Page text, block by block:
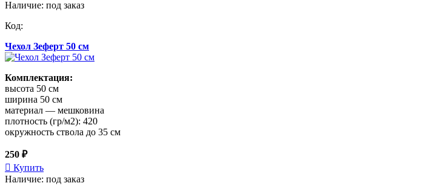
Наличие: под заказ
Код:
Чехол Зеферт 50 см
Комплектация:
высота 50 см
ширина 50 см
материал — мешковина
плотность (гр/м2): 420
окружность ствола до 35 см
250 ₽
Купить
Наличие: под заказ